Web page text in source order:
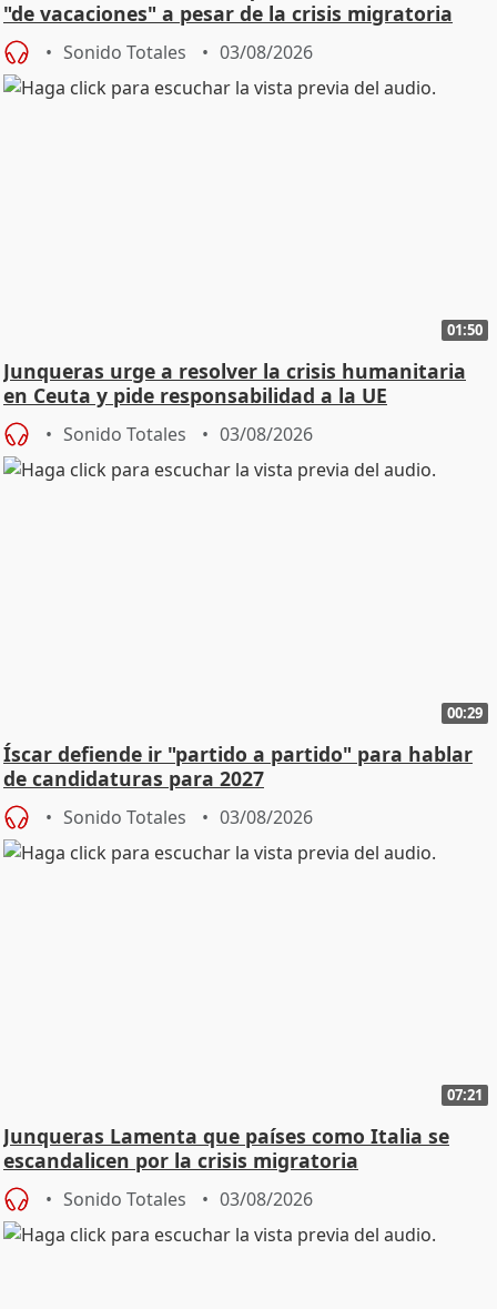
"de vacaciones" a pesar de la crisis migratoria
Sonido Totales 03/08/2026
01:50
Junqueras urge a resolver la crisis humanitaria
en Ceuta y pide responsabilidad a la UE
Sonido Totales 03/08/2026
00:29
Íscar defiende ir "partido a partido" para hablar
de candidaturas para 2027
Sonido Totales 03/08/2026
07:21
Junqueras Lamenta que países como Italia se
escandalicen por la crisis migratoria
Sonido Totales 03/08/2026